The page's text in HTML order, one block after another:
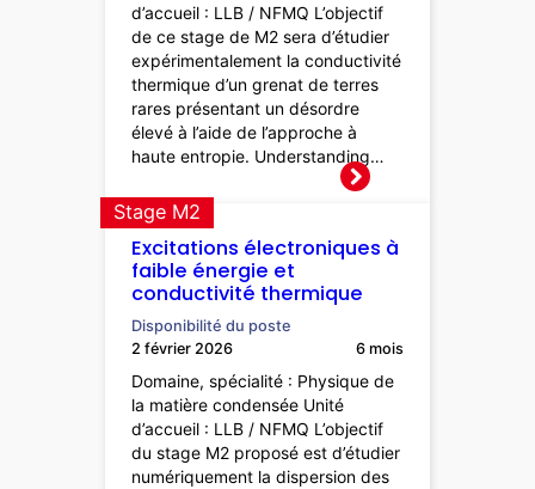
d’accueil : LLB / NFMQ L’objectif
de ce stage de M2 sera d’étudier
expérimentalement la conductivité
thermique d’un grenat de terres
rares présentant un désordre
élevé à l’aide de l’approche à
haute entropie. Understanding…
Excitations électroniques à
faible énergie et
conductivité thermique
Stage M2
Disponibilité du poste
2 février 2026
6 mois
Domaine, spécialité : Physique de
la matière condensée Unité
d’accueil : LLB / NFMQ L’objectif
du stage M2 proposé est d’étudier
numériquement la dispersion des